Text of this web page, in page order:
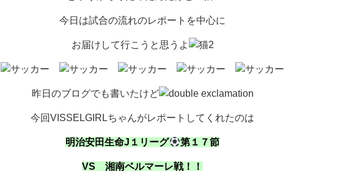
今日は試合の流れのレポートを中心に
お届けして行こうと思うよ
昨日のブログでも書いたけど
今回VISSELGIRLちゃんがレポートしてくれたのは
明治安田生命J１リーグ 第１７節
VS 湘南ベルマーレ戦！！